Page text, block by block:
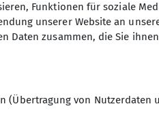
in unserenKurs-AGB.
Funktionen für soziale
unserer Website an
zusammen, die Sie
(Übertragung von Nutzerdaten